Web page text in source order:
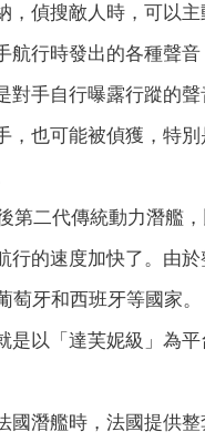
，偵搜敵人時，可以
行時發出的各種聲
手自行曝露行蹤的聲
也可能被偵獲，特
第二代傳統動力潛艦
行的速度加快了。由
萄牙和西班牙等國家。
是以「達芙妮級」為
國潛艦時，法國提供